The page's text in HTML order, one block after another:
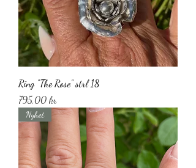
Ring ”The Rose” strl 18
Pris
795,00 kr
Nyhet